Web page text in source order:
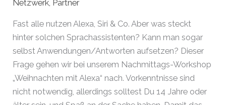
Netzwerk, Partner
Fast alle nutzen Alexa, Siri & Co. Aber was steckt
hinter solchen Sprachassistenten? Kann man sogar
selbst Anwendungen/Antworten aufsetzen? Dieser
Frage gehen wir bei unserem Nachmittags-Workshop
„Weihnachten mit Alexa“ nach. Vorkenntnisse sind
nicht notwendig, allerdings solltest Du 14 Jahre oder